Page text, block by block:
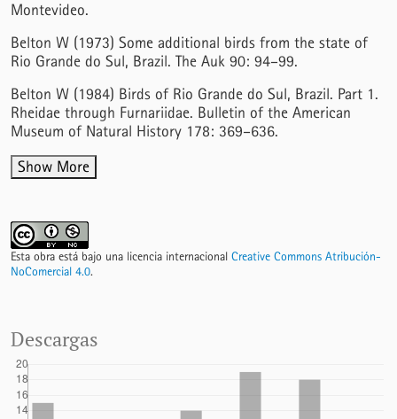
Montevideo.
Belton W (1973) Some additional birds from the state of
Rio Grande do Sul, Brazil. The Auk 90: 94–99.
Belton W (1984) Birds of Rio Grande do Sul, Brazil. Part 1.
Rheidae through Furnariidae. Bulletin of the American
Museum of Natural History 178: 369–636.
Show More
Esta obra está bajo una licencia internacional Creative Commons Atribución-
NoComercial 4.0.
Descargas